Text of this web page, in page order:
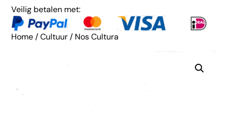
Home/Cultuur/ Nos Cultura
Veilig betalen met: